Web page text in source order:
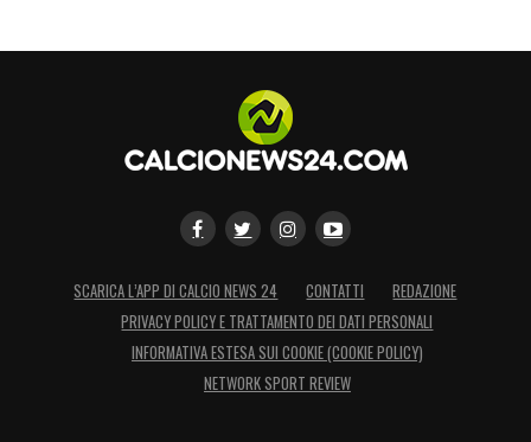
SCARICA L’APP DI CALCIO NEWS 24 CONTATTI
REDAZIONE
PRIVACY POLICY E TRATTAMENTO DEI DATI PERSONALI
INFORMATIVA ESTESA SUI COOKIE (COOKIE POLICY)
NETWORK SPORT REVIEW